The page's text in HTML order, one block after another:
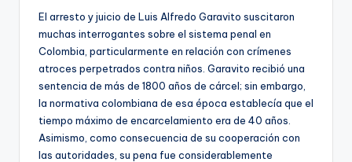
El arresto y juicio de Luis Alfredo Garavito suscitaron
muchas interrogantes sobre el sistema penal en
Colombia, particularmente en relación con crímenes
atroces perpetrados contra niños. Garavito recibió una
sentencia de más de 1800 años de cárcel; sin embargo,
la normativa colombiana de esa época establecía que el
tiempo máximo de encarcelamiento era de 40 años.
Asimismo, como consecuencia de su cooperación con
las autoridades, su pena fue considerablemente